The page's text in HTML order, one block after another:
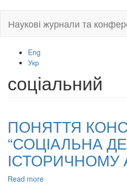
main
Наукові журнали та
Eng
Укр
соціальний
ПОНЯТТЯ
“СОЦІАЛЬНА
ІСТОРИЧНОМУ
Read more